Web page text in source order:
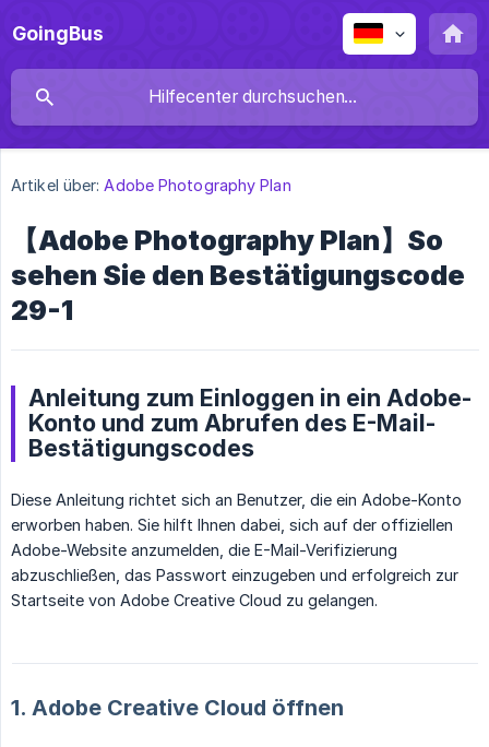
GoingBus
Artikel über: Adobe Photography Plan
【Adobe Photography Plan】So
sehen Sie den Bestätigungscode
29-1
Anleitung zum Einloggen in ein Adobe-
Konto und zum Abrufen des E-Mail-
Bestätigungscodes
Diese Anleitung richtet sich an Benutzer, die ein Adobe-Konto
erworben haben. Sie hilft Ihnen dabei, sich auf der offiziellen
Adobe-Website anzumelden, die E-Mail-Verifizierung
abzuschließen, das Passwort einzugeben und erfolgreich zur
Startseite von Adobe Creative Cloud zu gelangen.
1. Adobe Creative Cloud öffnen